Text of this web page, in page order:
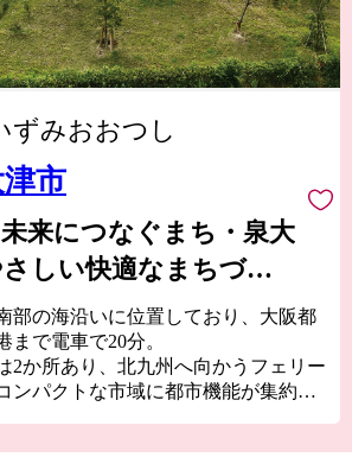
ずみおおつし
市
来につなぐまち・泉大
しい快適なまちづく
部の海沿いに位置しており、大阪都
まで電車で20分。
2か所あり、北九州へ向かうフェリー
ンパクトな市域に都市機能が集約さ